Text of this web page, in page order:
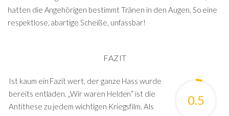
hatten die Angehörigen bestimmt Tränen in den Augen. So eine
respektlose, abartige Scheiße, unfassbar!
FAZIT
0.5
Ist kaum ein Fazit wert, der ganze Hass wurde
bereits entladen. „Wir waren Helden“ ist die
Antithese zu jedem wichtigen Kriegsfilm. Als